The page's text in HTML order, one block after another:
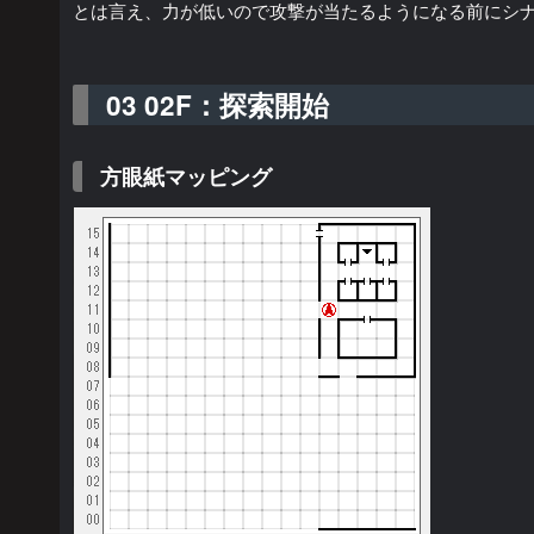
とは言え、力が低いので攻撃が当たるようになる前にシ
03 02F：探索開始
方眼紙マッピング